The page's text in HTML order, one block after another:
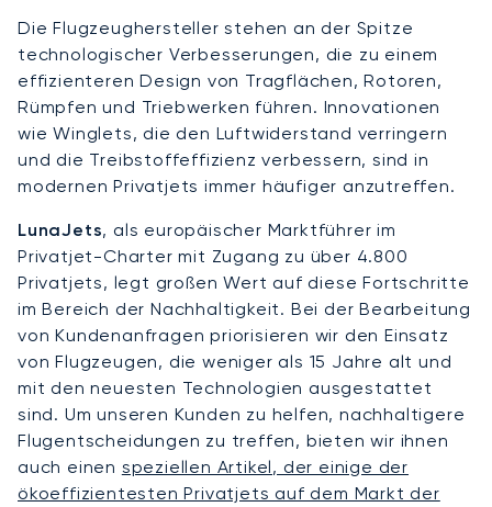
Die Flugzeughersteller stehen an der Spitze
technologischer Verbesserungen, die zu einem
effizienteren Design von Tragflächen, Rotoren,
Rümpfen und Triebwerken führen. Innovationen
wie Winglets, die den Luftwiderstand verringern
und die Treibstoffeffizienz verbessern, sind in
modernen Privatjets immer häufiger anzutreffen.
LunaJets, als europäischer Marktführer im
Privatjet-Charter mit Zugang zu über 4.800
Privatjets, legt großen Wert auf diese Fortschritte
im Bereich der Nachhaltigkeit. Bei der Bearbeitung
von Kundenanfragen priorisieren wir den Einsatz
von Flugzeugen, die weniger als 15 Jahre alt und
mit den neuesten Technologien ausgestattet
sind. Um unseren Kunden zu helfen, nachhaltigere
Flugentscheidungen zu treffen, bieten wir ihnen
auch einen speziellen Artikel, der einige der
ökoeffizientesten Privatjets auf dem Markt der